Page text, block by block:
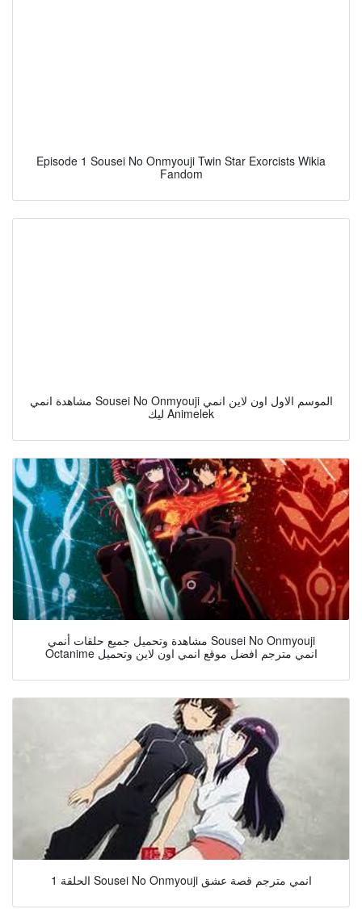
Episode 1 Sousei No Onmyouji Twin Star Exorcists Wikia
Fandom
مشاهدة انمي Sousei No Onmyouji الموسم الاول اون لاين انمي
ليك Animelek
مشاهدة وتحميل جميع حلقات أنمي Sousei No Onmyouji
Octanime انمي مترجم افضل موقع انمي اون لاين وتحميل
الحلقة 1 Sousei No Onmyouji انمي مترجم قصة عشق